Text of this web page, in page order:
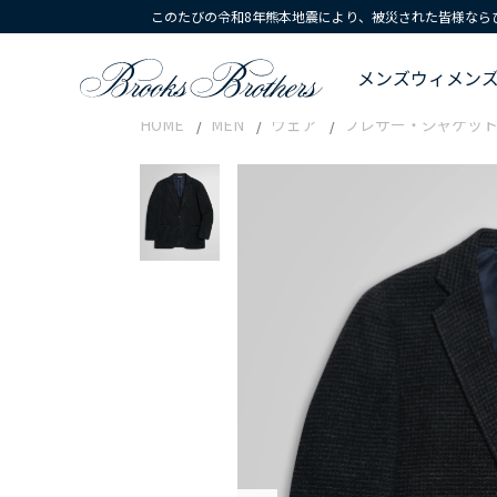
このたびの令和8年熊本地震により、被災された皆様な
メンズウィメン
HOME MEN ウェア ブレザー・ジャケッ